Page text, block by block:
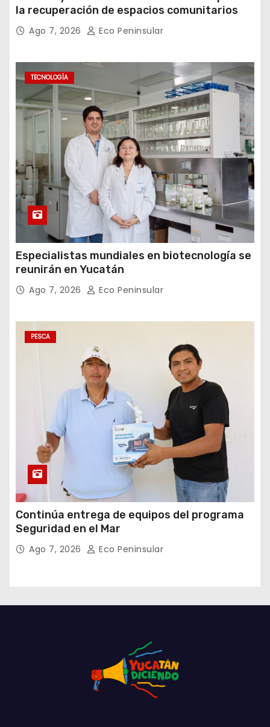
la recuperación de espacios comunitarios
Ago 7, 2026 Eco Peninsular
TECNOLOGÍA
Especialistas mundiales en biotecnología se
reunirán en Yucatán
Ago 7, 2026 Eco Peninsular
PESCA
Continúa entrega de equipos del programa
Seguridad en el Mar
Ago 7, 2026 Eco Peninsular